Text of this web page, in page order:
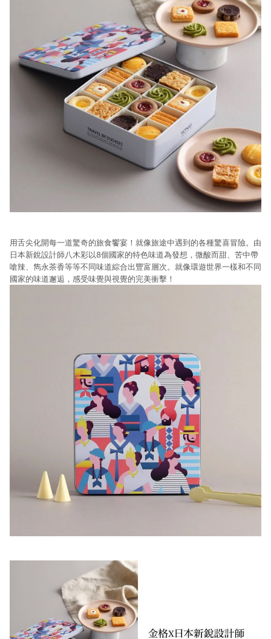
用舌尖化開每一道驚奇的旅食饗宴！就像旅途中遇到的各種驚喜冒險。由
日本新銳設計師八木彩以8個國家的特色味道為發想，微酸而甜、苦中帶
嗆辣、雋永茶香等等不同味道綜合出豐富層次。就像環遊世界一樣和不同
國家的味道邂逅，感受味覺與視覺的完美衝擊！